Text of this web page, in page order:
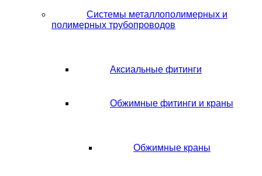
Системы металлополимерных и
полимерных трубопроводов
Аксиальные фитинги
Обжимные фитинги и краны
Обжимные краны